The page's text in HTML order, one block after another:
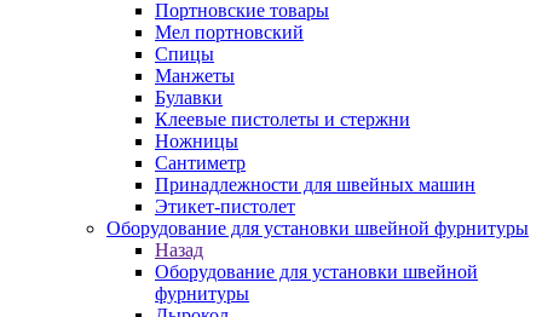
Портновские товары
Мел портновский
Спицы
Манжеты
Булавки
Клеевые пистолеты и стержни
Ножницы
Сантиметр
Принадлежности для швейных машин
Этикет-пистолет
Оборудование для установки швейной фурнитуры
Назад
Оборудование для установки швейной
фурнитуры